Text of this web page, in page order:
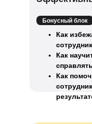
Бонусный блок
Как
Как
Как